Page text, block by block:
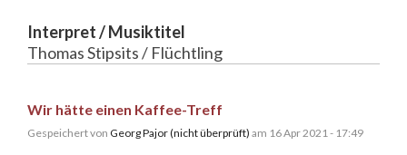
Interpret / Musiktitel
Thomas Stipsits / Flüchtling
Wir hätte einen Kaffee-Treff
Gespeichert von Georg Pajor (nicht überprüft) am 16 Apr 2021 - 17:49